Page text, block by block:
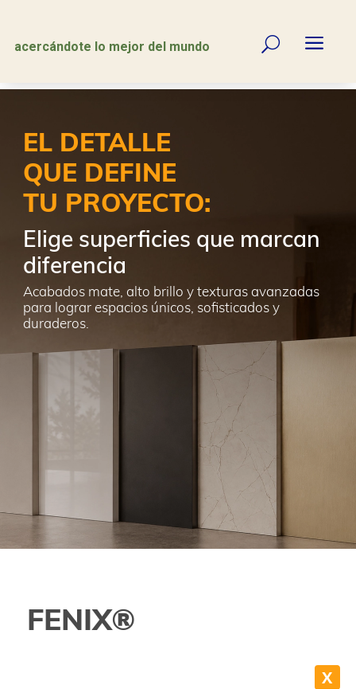
acercándote lo mejor del mundo U a
EL DETALLE
QUE DEFINE
TU PROYECTO:
Elige superficies que marcan
diferencia
Acabados mate, alto brillo y texturas avanzadas
para lograr espacios únicos, sofisticados y
duraderos.
FENIX®
X